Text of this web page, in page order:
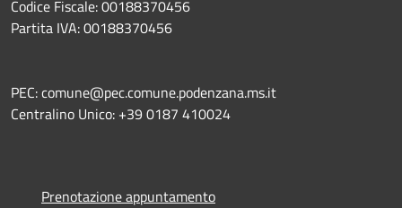
Codice Fiscale: 00188370456
Partita IVA: 00188370456
PEC: comune@pec.comune.podenzana.ms.it
Centralino Unico: +39 0187 410024
Prenotazione appuntamento